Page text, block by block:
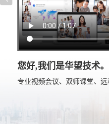
您好,我们是华望技术。
专业视频会议、双师课堂、远